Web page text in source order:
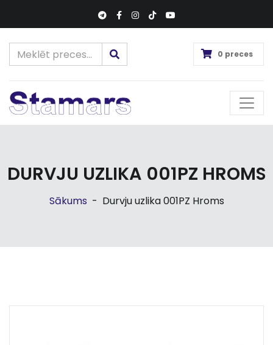
0 preces
DURVJU UZLIKA 001PZ HROMS
Sākums - Durvju uzlika 001PZ Hroms